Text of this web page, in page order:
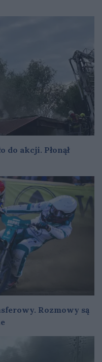
do akcji. Płonął
Rozmowy są